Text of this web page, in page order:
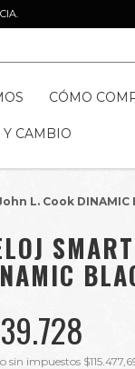
CÓMO
CAMBIO
L. Cook DINAMIC
sin impuestos